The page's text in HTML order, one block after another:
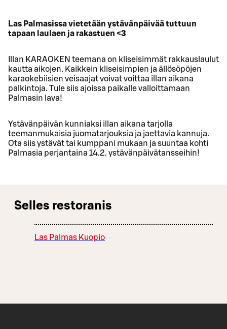
Las Palmasissa vietetään ystävänpäivää tuttuun
tapaan laulaen ja rakastuen <3
Illan KARAOKEN teemana on kliseisimmät rakkauslaulut
kautta aikojen. Kaikkein kliseisimpien ja ällösöpöjen
karaokebiisien veisaajat voivat voittaa illan aikana
palkintoja. Tule siis ajoissa paikalle valloittamaan
Palmasin lava!
Ystävänpäivän kunniaksi illan aikana tarjolla
teemanmukaisia juomatarjouksia ja jaettavia kannuja.
Ota siis ystävät tai kumppani mukaan ja suuntaa kohti
Palmasia perjantaina 14.2. ystävänpäivätansseihin!
Selles restoranis
Las Palmas Kuopio